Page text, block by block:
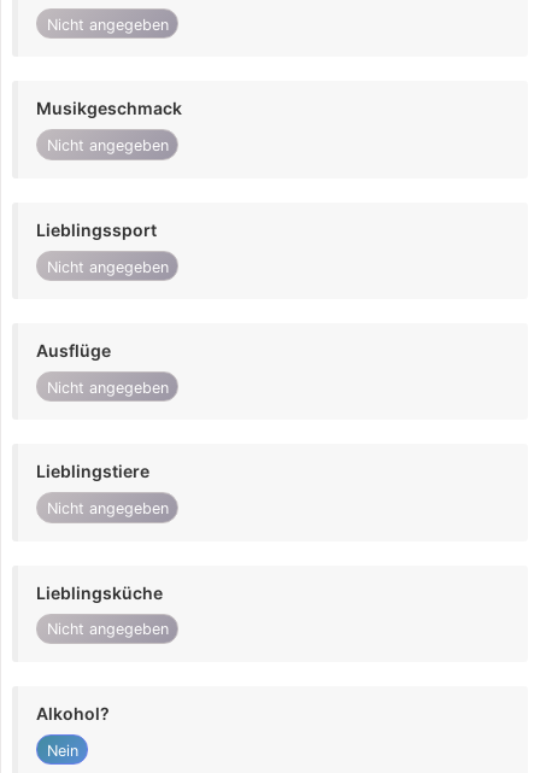
Nicht angegeben
Musikgeschmack
Nicht angegeben
Lieblingssport
Nicht angegeben
Ausflüge
Nicht angegeben
Lieblingstiere
Nicht angegeben
Lieblingsküche
Nicht angegeben
Alkohol?
Nein